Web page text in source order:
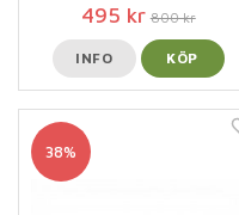
495 kr 800 kr
INFO KÖP
38%